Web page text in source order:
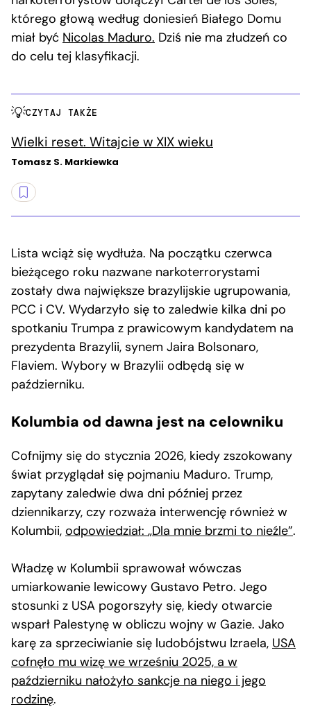
którego głową według doniesień Białego Domu
miał być Nicolas Maduro. Dziś nie ma złudzeń co
do celu tej klasyfikacji.
CZYTAJ TAKŻE
Wielki reset. Witajcie w XIX wieku
Tomasz S. Markiewka
Lista wciąż się wydłuża. Na początku czerwca
bieżącego roku nazwane narkoterrorystami
zostały dwa największe brazylijskie ugrupowania,
PCC i CV. Wydarzyło się to zaledwie kilka dni po
spotkaniu Trumpa z prawicowym kandydatem na
prezydenta Brazylii, synem Jaira Bolsonaro,
Flaviem. Wybory w Brazylii odbędą się w
październiku.
Kolumbia od dawna jest na celowniku
Cofnijmy się do stycznia 2026, kiedy zszokowany
świat przyglądał się pojmaniu Maduro. Trump,
zapytany zaledwie dwa dni później przez
dziennikarzy, czy rozważa interwencję również w
Kolumbii, odpowiedział: „Dla mnie brzmi to nieźle”.
Władzę w Kolumbii sprawował wówczas
umiarkowanie lewicowy Gustavo Petro. Jego
stosunki z USA pogorszyły się, kiedy otwarcie
wsparł Palestynę w obliczu wojny w Gazie. Jako
karę za sprzeciwianie się ludobójstwu Izraela, USA
cofnęło mu wizę we wrześniu 2025, a w
październiku nałożyło sankcje na niego i jego
rodzinę.